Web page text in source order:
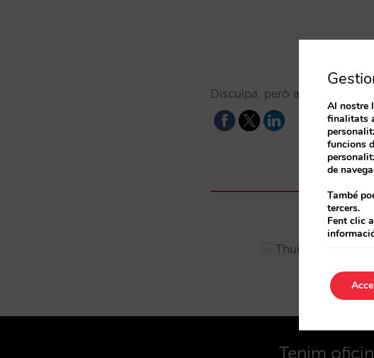
Disculpa, però aquesta
Thursday, 29 de
Tenim
Al nostre
finalitats
funcions
de
També
tercers.
Fent clic